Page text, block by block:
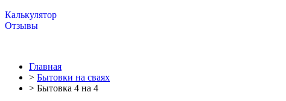
Калькулятор
Отзывы
Главная
> Бытовки на сваях
> Бытовка 4 на 4